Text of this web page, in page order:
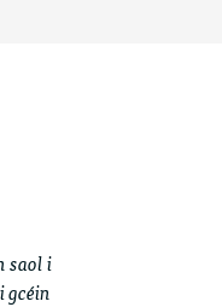
saol i
gcéin